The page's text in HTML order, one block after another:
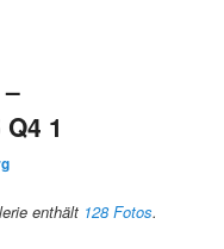
1
enthält 128 Fotos.